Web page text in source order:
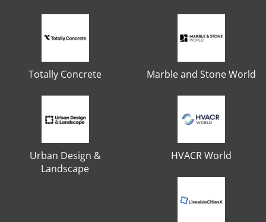
Totally Concrete Marble and Stone World
Urban Design &
Landscape
HVACR World